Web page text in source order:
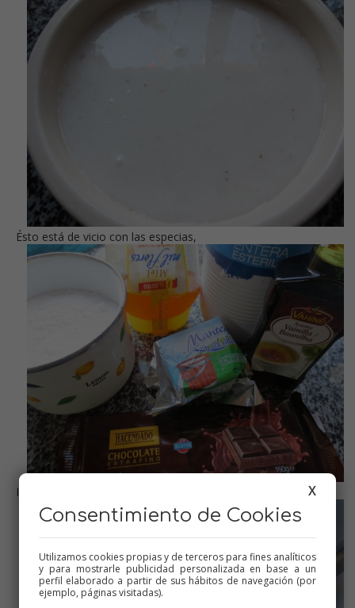
Ésto está de vicio con las especias,
Ingredientes para el glaseado de chocolate X
Consentimiento de Cookies
Utilizamos cookies propias y de terceros para fines analíticos
y para mostrarle publicidad personalizada en base a un
perfil elaborado a partir de sus hábitos de navegación (por
ejemplo, páginas visitadas).